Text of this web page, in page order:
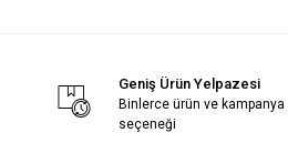
Geniş Ürün Yelpazesi
Binlerce ürün ve kampanya
seçeneği